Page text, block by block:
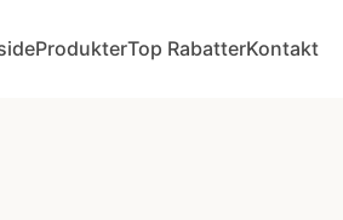
ProdukterTop RabatterKontakt